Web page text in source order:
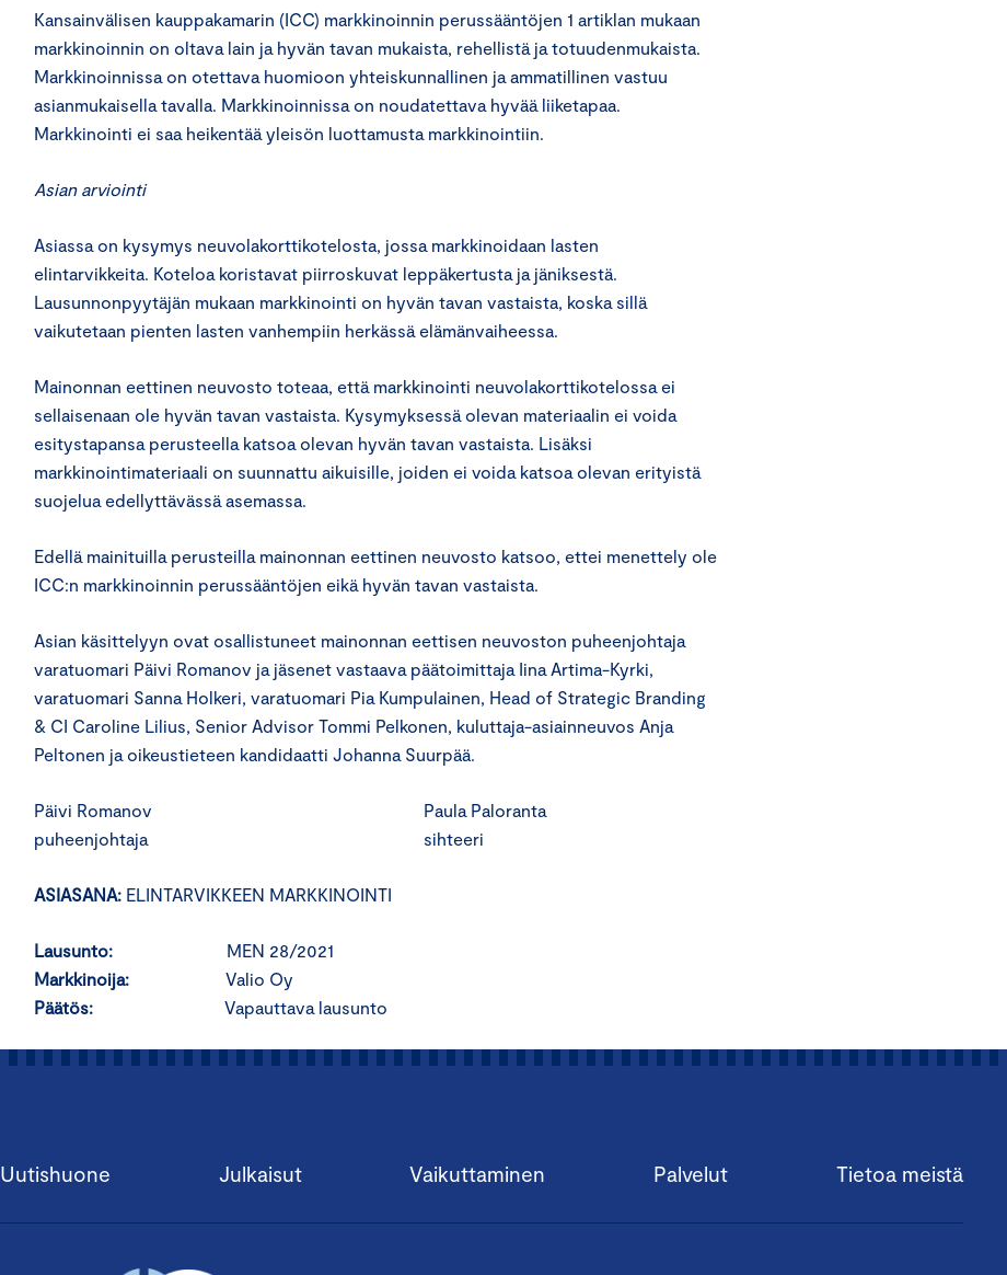
Kansainvälisen kauppakamarin (ICC) markkinoinnin perussääntöjen 1 artiklan mukaan
markkinoinnin on oltava lain ja hyvän tavan mukaista, rehellistä ja totuudenmukaista.
Markkinoinnissa on otettava huomioon yhteiskunnallinen ja ammatillinen vastuu
asianmukaisella tavalla. Markkinoinnissa on noudatettava hyvää liiketapaa.
Markkinointi ei saa heikentää yleisön luottamusta markkinointiin.
Asian arviointi
Asiassa on kysymys neuvolakorttikotelosta, jossa markkinoidaan lasten
elintarvikkeita. Koteloa koristavat piirroskuvat leppäkertusta ja jäniksestä.
Lausunnonpyytäjän mukaan markkinointi on hyvän tavan vastaista, koska sillä
vaikutetaan pienten lasten vanhempiin herkässä elämänvaiheessa.
Mainonnan eettinen neuvosto toteaa, että markkinointi neuvolakorttikotelossa ei
sellaisenaan ole hyvän tavan vastaista. Kysymyksessä olevan materiaalin ei voida
esitystapansa perusteella katsoa olevan hyvän tavan vastaista. Lisäksi
markkinointimateriaali on suunnattu aikuisille, joiden ei voida katsoa olevan erityistä
suojelua edellyttävässä asemassa.
Edellä mainituilla perusteilla mainonnan eettinen neuvosto katsoo, ettei menettely ole
ICC:n markkinoinnin perussääntöjen eikä hyvän tavan vastaista.
Asian käsittelyyn ovat osallistuneet mainonnan eettisen neuvoston puheenjohtaja
varatuomari Päivi Romanov ja jäsenet vastaava päätoimittaja Iina Artima-Kyrki,
varatuomari Sanna Holkeri, varatuomari Pia Kumpulainen, Head of Strategic Branding
& CI Caroline Lilius, Senior Advisor Tommi Pelkonen, kuluttaja-asiainneuvos Anja
Peltonen ja oikeustieteen kandidaatti Johanna Suurpää.
Päivi Romanov Paula Paloranta
puheenjohtaja sihteeri
ASIASANA: ELINTARVIKKEEN MARKKINOINTI
Lausunto: MEN 28/2021
Markkinoija: Valio Oy
Päätös: Vapauttava lausunto
Uutishuone Julkaisut Vaikuttaminen Palvelut Tietoa meistä